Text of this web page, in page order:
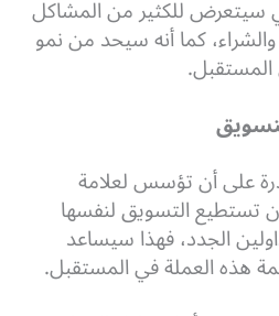
سيتعرض للكثير من المشاكل
والشراء، كما أنه سيحد من نمو
المستقبل.
على أن تؤسس لعلامة
تستطيع التسويق لنفسها
الجدد، فهذا سيساعد
هذه العملة في المستقبل.